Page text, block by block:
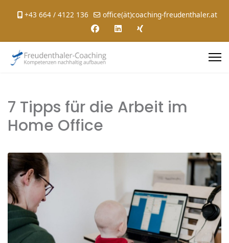
+43 664 / 4122 136 office(ät)coaching-freudenthaler.at
7 Tipps für die Arbeit im
Home Office